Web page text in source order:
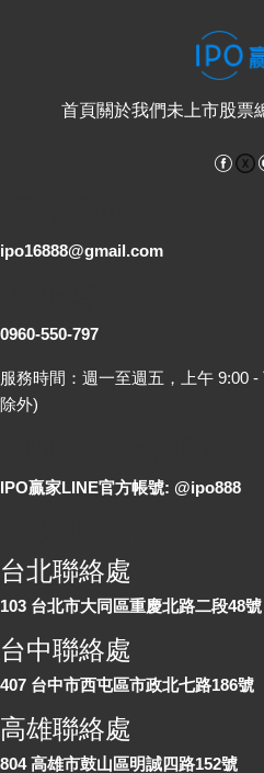
首頁關於我們未上市股票
ipo16888@gmail.com
0960-550-797
服務時間：週一至週五，上午 9:00
除外)
IPO贏家LINE官方帳號: @ipo888
台北聯絡處
103 台北市大同區重慶北路二段48號
台中聯絡處
407 台中市西屯區市政北七路186號
高雄聯絡處
804 高雄市鼓山區明誠四路152號